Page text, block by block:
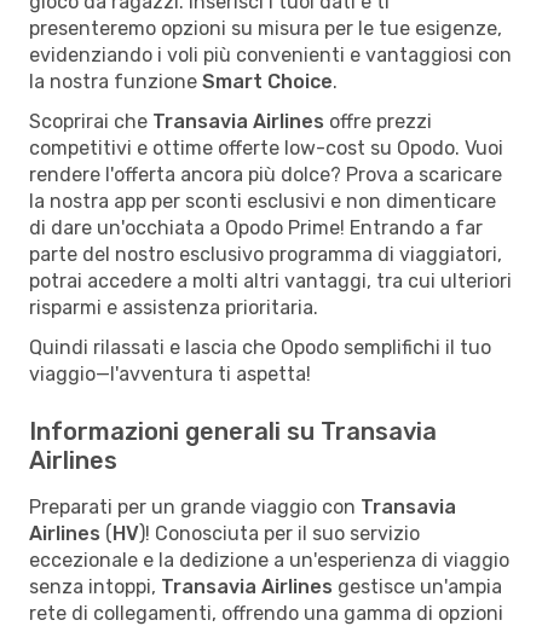
presenteremo opzioni su misura per le tue esigenze,
evidenziando i voli più convenienti e vantaggiosi con
la nostra funzione Smart Choice.
Scoprirai che Transavia Airlines offre prezzi
competitivi e ottime offerte low-cost su Opodo. Vuoi
rendere l'offerta ancora più dolce? Prova a scaricare
la nostra app per sconti esclusivi e non dimenticare
di dare un'occhiata a Opodo Prime! Entrando a far
parte del nostro esclusivo programma di viaggiatori,
potrai accedere a molti altri vantaggi, tra cui ulteriori
risparmi e assistenza prioritaria.
Quindi rilassati e lascia che Opodo semplifichi il tuo
viaggio—l'avventura ti aspetta!
Informazioni generali su Transavia
Airlines
Preparati per un grande viaggio con Transavia
Airlines (HV)! Conosciuta per il suo servizio
eccezionale e la dedizione a un'esperienza di viaggio
senza intoppi, Transavia Airlines gestisce un'ampia
rete di collegamenti, offrendo una gamma di opzioni